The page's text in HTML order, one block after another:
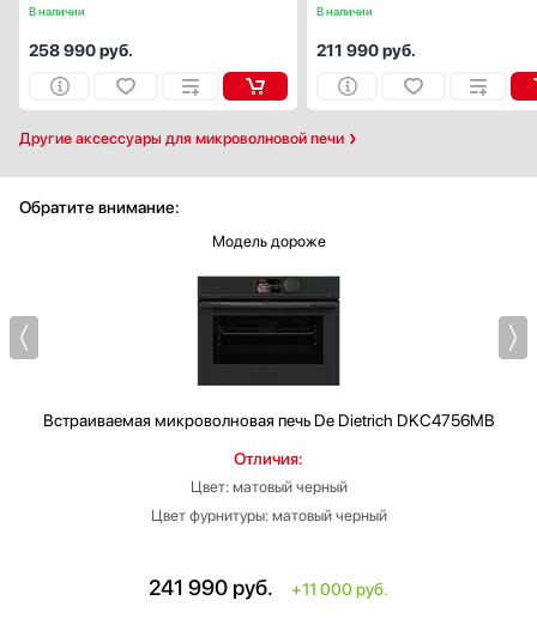
Другие аксессуары для микроволновой печи
В наличии
258 990руб.
В наличии
211 990руб.
Обратите внимание:
Модель дороже
Встраиваемая микроволновая печь De Dietrich DKC4756MB
Отличия:
Цвет: матовый черный
Цвет фурнитуры: матовый черный
241 990 руб. +11 000 руб.